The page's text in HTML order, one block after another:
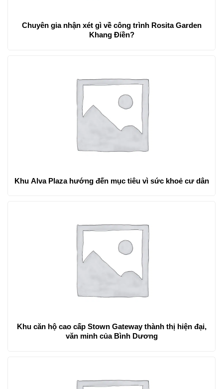
Chuyên gia nhận xét gì về công trình Rosita Garden
Khang Điền?
Khu Alva Plaza hướng đến mục tiêu vì sức khoẻ cư dân
Khu căn hộ cao cấp Stown Gateway thành thị hiện đại,
văn minh của Bình Dương